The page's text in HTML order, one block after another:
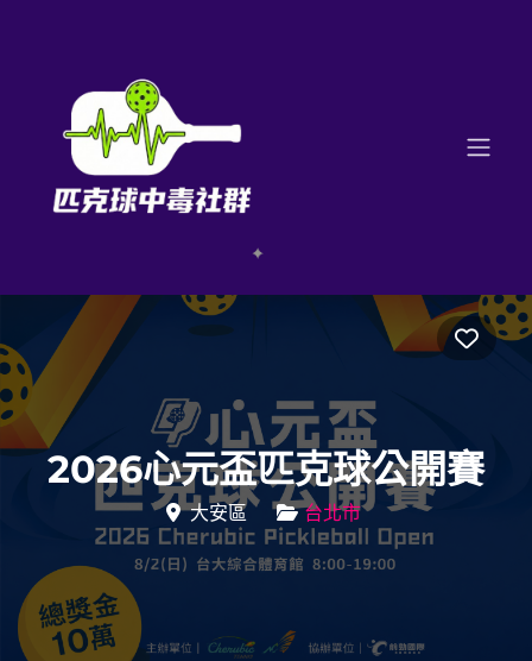
2026心元盃匹克球公開賽
大安區 台北市